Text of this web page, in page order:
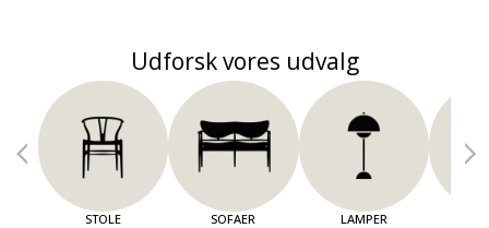
Udforsk vores udvalg
STOLE SOFAER LAMPER